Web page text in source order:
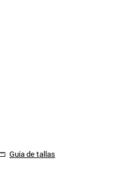
Guía de tallas